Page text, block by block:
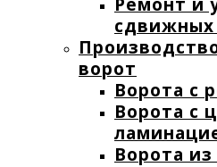
ворот
Ворота с
Ворота с
Ворота